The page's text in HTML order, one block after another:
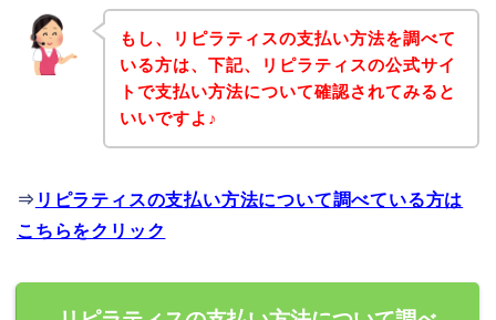
もし、リピラティスの支払い方法を調べて
いる方は、下記、リピラティスの公式サイ
トで支払い方法について確認されてみると
いいですよ♪
⇒ リピラティスの支払い方法について調べている方は
こちらをクリック